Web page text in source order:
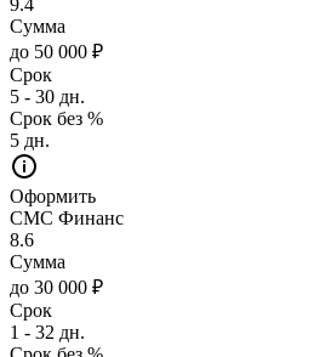
9.4
Сумма
до 50 000 ₽
Срок
5 - 30 дн.
Срок без %
5 дн.
Оформить
СМС Финанс
8.6
Сумма
до 30 000 ₽
Срок
1 - 32 дн.